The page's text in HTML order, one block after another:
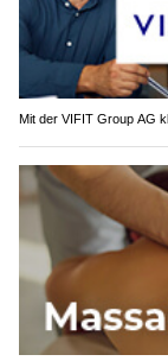
Mit der VIFIT Group AG